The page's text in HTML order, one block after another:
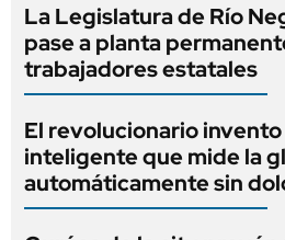
La Legislatura de Río
pase a planta
trabajadores estatales
El revolucionario
inteligente que mide la
automáticamente sin